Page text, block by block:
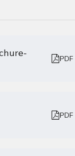
PDF
PDF